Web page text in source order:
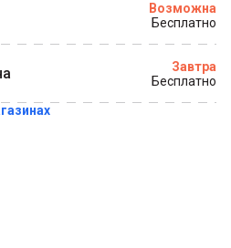
Возможна
Бесплатно
Завтра
Бесплатно